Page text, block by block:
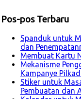
Pos-pos Terbaru
Spanduk untuk
dan
Membuat Kartu
Mekanisme
Kampanye
Stiker untuk
Pembuatan dan